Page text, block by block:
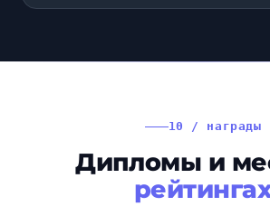
10 / награды
Дипломы и